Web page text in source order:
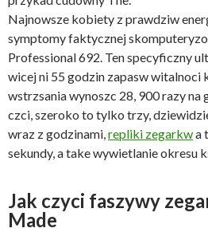
Najnowsze kobiety z prawdziw
symptomy faktycznej
Professional 692. Ten specyficzny
wicej ni 55 godzin zapasw witalnoci
wstrzsania wynoszc 28, 900 razy na
czci, szeroko to tylko trzy,
wraz z godzinami,repliki zegarkwa
sekundy, a take wywietlanie okresu
Jak czyci faszywy
Made